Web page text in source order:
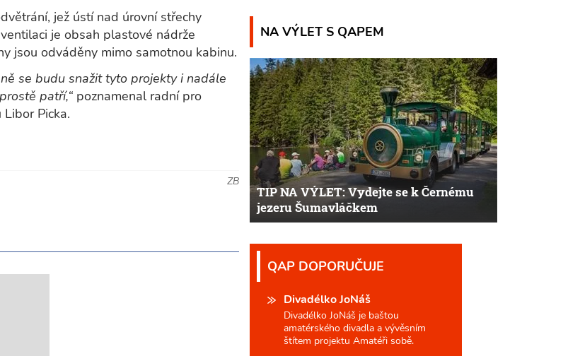
jež ústí nad úrovní střechy
je obsah plastové nádrže
jsou odváděny mimo samotnou kabinu.
se budu snažit tyto projekty i nadále
patří,“ poznamenal radní pro
Picka.
ZB
NA VÝLET S QAPEM
TIP NA VÝLET: Vydejte se k Černému
jezeru Šumavláčkem
QAP DOPORUČUJE
Divadélko JoNáš
Divadélko JoNáš je baštou
amatérského divadla a vývěsním
štítem projektu Amatéři sobě.